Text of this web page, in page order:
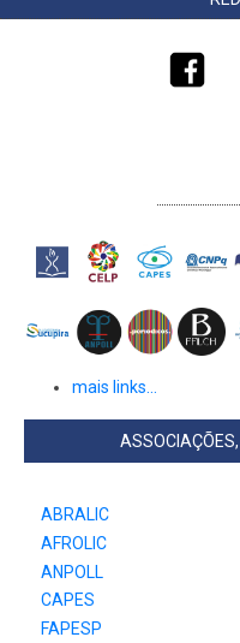
mais links...
ABRALIC
AFROLIC
ANPOLL
CAPES
FAPESP